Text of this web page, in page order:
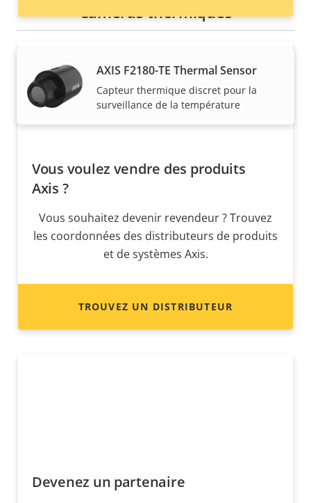
Caméras thermiques
AXIS F2180-TE Thermal Sensor
Capteur thermique discret pour la
surveillance de la température
Vous voulez vendre des produits
Axis ?
Vous souhaitez devenir revendeur ? Trouvez
les coordonnées des distributeurs de produits
et de systèmes Axis.
TROUVEZ UN DISTRIBUTEUR
Devenez un partenaire